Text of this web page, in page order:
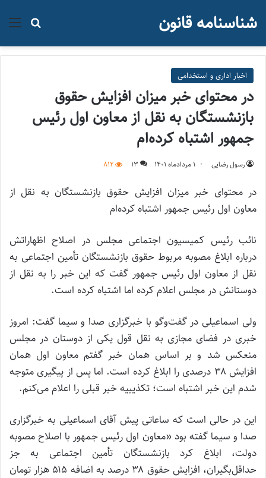
جستجو شناسنامه قانون
اخبار اداری و استخدامی
در محتوای خبر میزان افزایش حقوق
بازنشستگان به نقل از معاون اول رئیس
جمهور اشتباه کرده‌ام
رسول رضایی ۱ مرداد‌ماه ۱۴۰۱ 13
812
در محتوای خبر میزان افزایش حقوق بازنشستگان به نقل از
معاون اول رئیس جمهور اشتباه کرده‌ام
نائب رئیس کمیسیون اجتماعی مجلس در اصلاح اظهاراتش
درباره ابلاغ مصوبه مربوط حقوق بازنشستگان تأمین اجتماعی به
نقل از معاون اول رئیس جمهور گفت که این خبر را به نقل از
دوستانش در مجلس اعلام کرده اما اشتباه کرده است.
ولی اسماعیلی در گفت‌وگو با خبرگزاری صدا و سیما گفت: امروز
خبری در فضای مجازی به نقل قول یکی از دوستان در مجلس
منعکس شد و بر اساس همان خبر گفتم معاون اول همان
افزایش ۳۸ درصدی را ابلاغ کرده است. اما پس از پیگیری متوجه
شدم این خبر اشتباه است؛ تکذیبیه خبر قبلی را اعلام می‌کنم.
این در حالی است که ساعاتی پیش آقای اسماعیلی به خبرگزاری
صدا و سیما گفته بود «معاون اول رئیس جمهور با اصلاح مصوبه
دولت،‌ ابلاغ کرد بازنشستگان تأمین اجتماعی به جز
حداقل‌بگیران، افزایش حقوق ۳۸ درصد به اضافه ۵۱۵ هزار تومان